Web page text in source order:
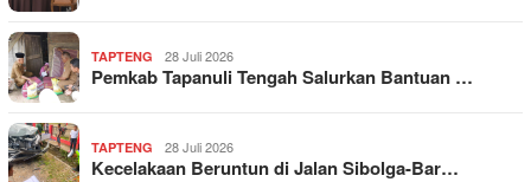
TAPTENG 28 Juli 2026
Pemkab Tapanuli Tengah Salurkan Bantuan …
TAPTENG 28 Juli 2026
Kecelakaan Beruntun di Jalan Sibolga-Bar…